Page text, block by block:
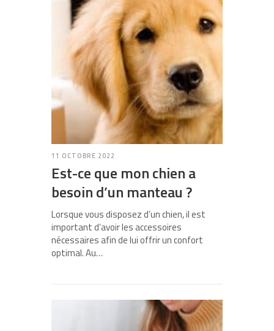
11 OCTOBRE 2022
Est-ce que mon chien a
besoin d’un manteau ?
Lorsque vous disposez d’un chien, il est
important d’avoir les accessoires
nécessaires afin de lui offrir un confort
optimal. Au…